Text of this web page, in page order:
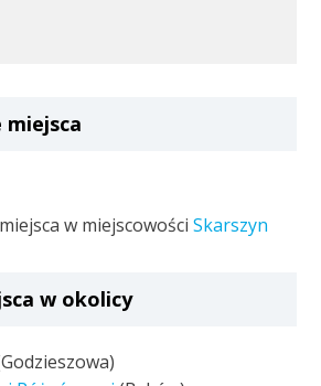
miejsca
w miejscowościSkarszyn
w okolicy